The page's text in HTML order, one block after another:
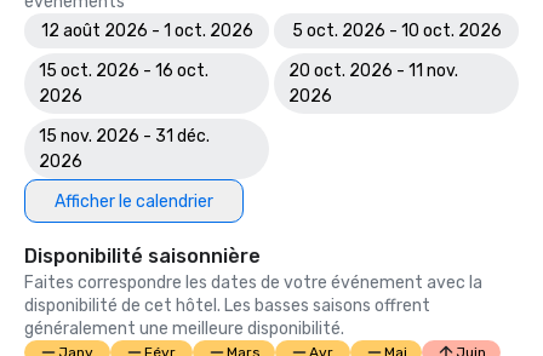
12 août 2026 - 1 oct. 2026
5 oct. 2026 - 10 oct. 2026
15 oct. 2026 - 16 oct.
2026
20 oct. 2026 - 11 nov.
2026
15 nov. 2026 - 31 déc.
2026
Afficher le calendrier
Disponibilité saisonnière
Faites correspondre les dates de votre événement avec la
disponibilité de cet hôtel. Les basses saisons offrent
généralement une meilleure disponibilité.
Janv. Févr. Mars Avr. Mai Juin